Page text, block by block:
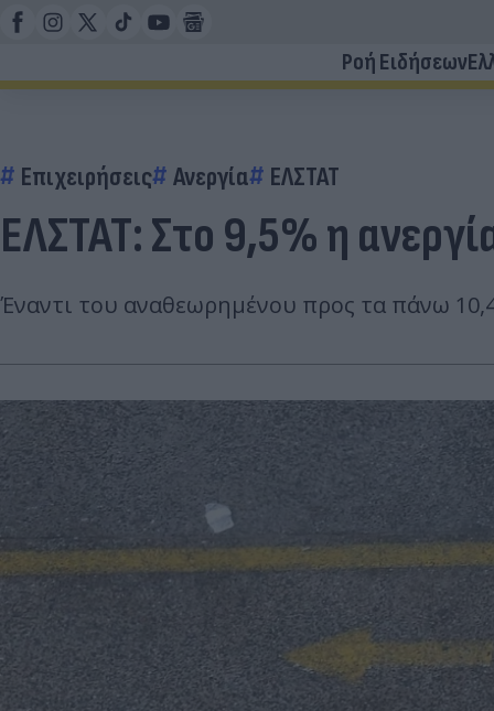
Ροή Ειδήσεων
Επιχειρήσεις Ανεργία ΕΛΣΤΑΤ
ΕΛΣΤΑΤ: Στο 9,5% η
Έναντι του αναθεωρημένου προς τα πάνω